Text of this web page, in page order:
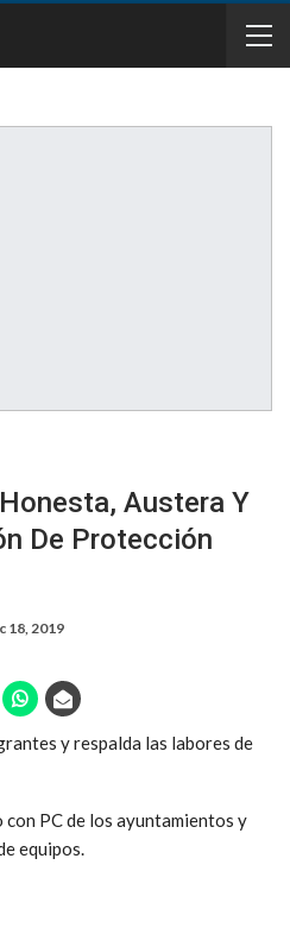
Austera Y
De Protección
18, 2019
y respalda las labores de
PC de los ayuntamientos y
equipos.